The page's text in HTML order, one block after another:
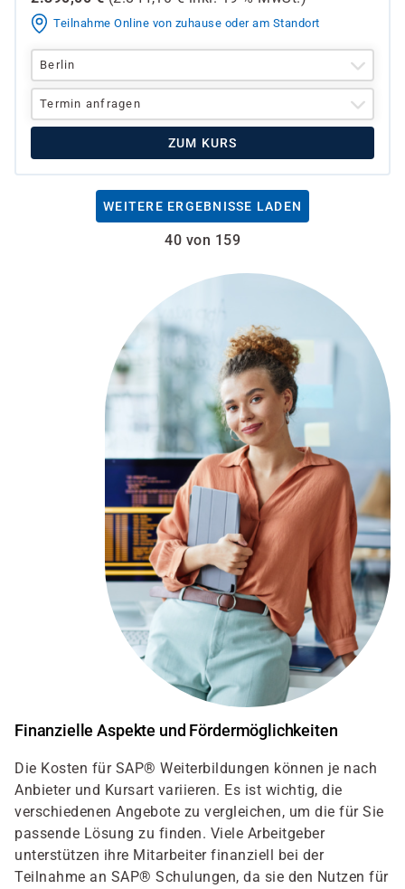
Teilnahme Online von zuhause oder am Standort
Berlin
Termin anfragen
ZUM KURS
WEITERE ERGEBNISSE LADEN
40 von 159
Finanzielle Aspekte und Fördermöglichkeiten
Die Kosten für SAP® Weiterbildungen können je nach
Anbieter und Kursart variieren. Es ist wichtig, die
verschiedenen Angebote zu vergleichen, um die für Sie
passende Lösung zu finden. Viele Arbeitgeber
unterstützen ihre Mitarbeiter finanziell bei der
Teilnahme an SAP® Schulungen, da sie den Nutzen für